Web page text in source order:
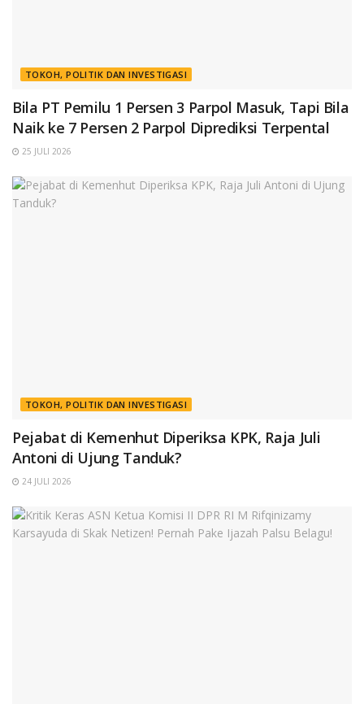
TOKOH, POLITIK DAN INVESTIGASI
Bila PT Pemilu 1 Persen 3 Parpol Masuk, Tapi Bila
Naik ke 7 Persen 2 Parpol Diprediksi Terpental
25 JULI 2026
TOKOH, POLITIK DAN INVESTIGASI
Pejabat di Kemenhut Diperiksa KPK, Raja Juli
Antoni di Ujung Tanduk?
24 JULI 2026